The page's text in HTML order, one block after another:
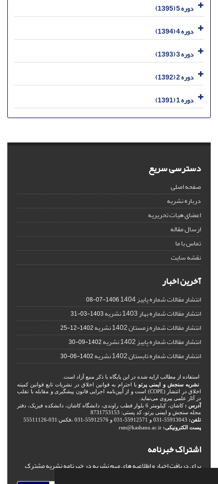
دوره 5 (1395)
دوره 4 (1394)
دوره 3 (1393)
دوره 2 (1392)
دوره 1 (1391)
دسترسی سریع
صفحه اصلی
درباره نشریه
اعضای هیات تحریریه
ارسال مقاله
تماس با ما
نقشه سایت
آخرین اخبار
انتشار مقالات شماره پاییز 1404 1406-07-08
انتشار مقالات شماره بهار 1403 نشریه 1403-03-31
انتشار مقالات شماره زمستان 1402 نشریه 1402-12-25
انتشار مقالات شماره پاییز 1402 نشریه 1402-09-30
انتشار مقالات شماره تابستان 1402 نشریه 1402-06-30
استفاده از مطالب ارایه شده در این پایگاه با ذکر منبع آزاد است.
نشریه سنجش و ایمنی پرتو با احترام به قوانین اخلاق در نشریات تابع قوانین کمیته
اخلاق در انتشار (COPE) است و از آیین‌نامه اجرایی قانون پیشگیری و مقابله با تقلب
در آثار علمی پیروی می‌نماید.
آدرس :
کاشان، کیلومتر 6 بلوار قطب راوندی، دانشگاه کاشان، دانشکده فیزیک، دفتر
مجله سنجش و ایمنی پرتو، کد پستی: 8731753153
تلفن:
پست الکترونیکی: rsm@kashanu.ac.ir
اشتراک خبرنامه
برای دریافت اخبار و اطلاعیه های مهم نشریه در خبرنامه نشریه مشترک